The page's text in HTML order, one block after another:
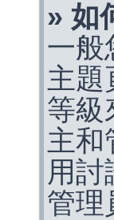
» 如
一般
主題
等級
主和
用討
管理